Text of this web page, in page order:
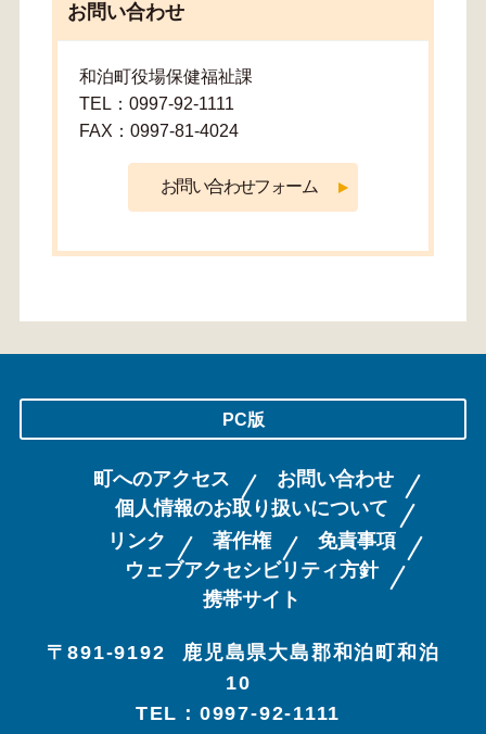
お問い合わせ
和泊町役場保健福祉課
TEL：0997-92-1111
FAX：0997-81-4024
PC版
町へのアクセス
お問い合わせ
個人情報のお取り扱いについて
リンク
著作権
免責事項
ウェブアクセシビリティ方針
携帯サイト
〒891-9192
鹿児島県大島郡和泊町和泊
10
TEL：0997-92-1111